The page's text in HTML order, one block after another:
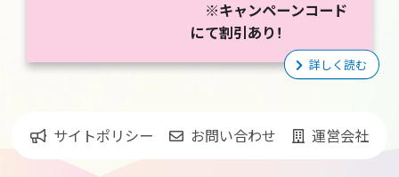
※キャンペーンコード
にて割引あり！
詳しく読む
サイトポリシー お問い合わせ 運営会社